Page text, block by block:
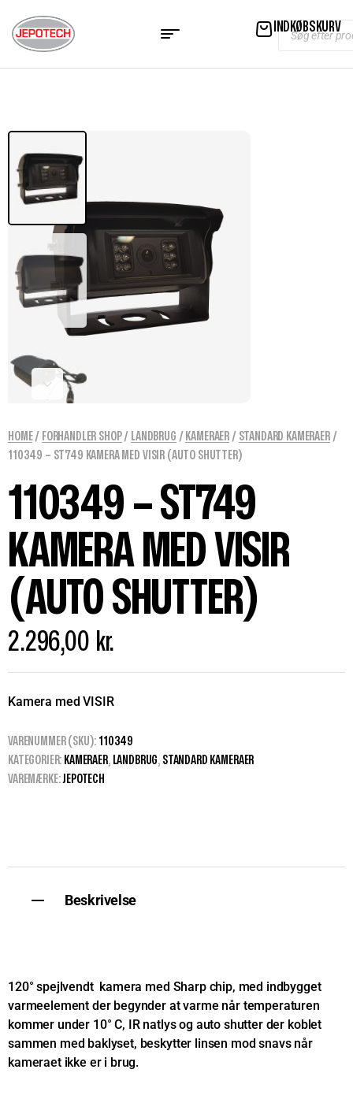
INDKØBSKURV
HOME/ FORHANDLER SHOP/ LANDBRUG / KAMERAER / STANDARD KAMERAER/
110349 – ST749 KAMERA MED VISIR (AUTO SHUTTER)
110349 – ST749
KAMERA MED VISIR
(AUTO SHUTTER)
2.296,00 kr.
Kamera med VISIR
VARENUMMER (SKU): 110349
KATEGORIER: KAMERAER, LANDBRUG, STANDARD KAMERAER
VAREMÆRKE:JEPOTECH
Beskrivelse
120° spejlvendt kamera med Sharp chip, med indbygget
varmeelement der begynder at varme når temperaturen
kommer under 10° C, IR natlys og auto shutter der koblet
sammen med baklyset, beskytter linsen mod snavs når
kameraet ikke er i brug.